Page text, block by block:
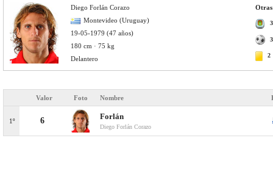
Otras
2
Diego Forlán Corazo
Montevideo (Uruguay)
19-05-1979 (47 años)
180 cm · 75 kg
Delantero
Valor Foto Nombre
1º 6 Forlán
Diego Forlán Corazo